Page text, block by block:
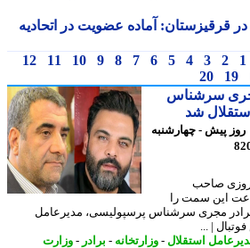
آماده عضویت در اتحادیه
2
3
4
5
6
7
8
9
10
11
12
20
سرشناس
شد
پیش - چهارشنبه
صاحب
فقط 48 ساعت این سمت را
مجری سرشناس پرسپولیسی، مدیرعامل
| ...
استقلال-وزارتخانه-برادر- وزارت